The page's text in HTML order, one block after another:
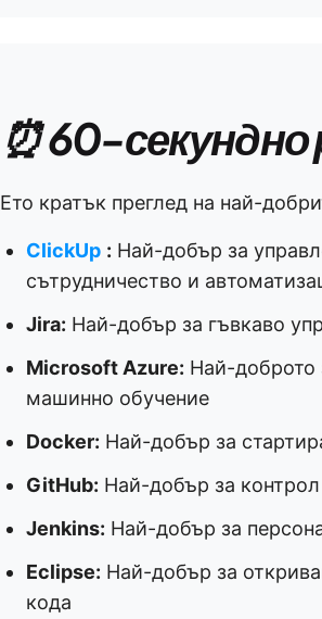
⏰ 60-
Ето кратък преглед на най-
ClickUp : Най-добър за
сътрудничество и
Jira: Най-добър за гъвкаво
Microsoft Azure: Най-доброто
машинно обучение
Docker: Най-добър за
GitHub: Най-добър за
Jenkins: Най-добър за
Eclipse: Най-добър за
кода